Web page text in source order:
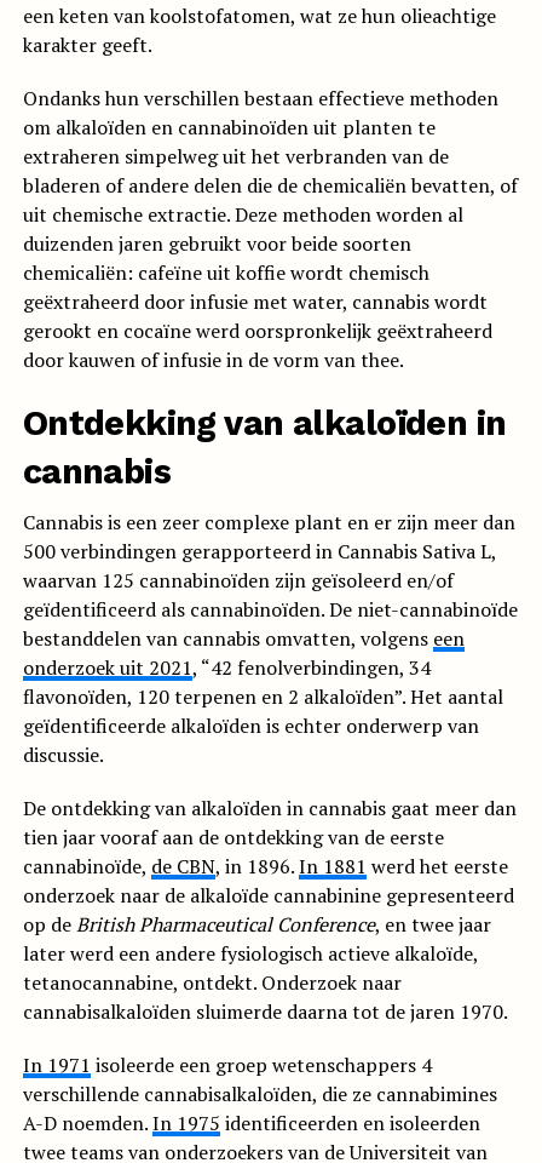
een keten van koolstofatomen, wat ze hun olieachtige
karakter geeft.
Ondanks hun verschillen bestaan effectieve methoden
om alkaloïden en cannabinoïden uit planten te
extraheren simpelweg uit het verbranden van de
bladeren of andere delen die de chemicaliën bevatten, of
uit chemische extractie. Deze methoden worden al
duizenden jaren gebruikt voor beide soorten
chemicaliën: cafeïne uit koffie wordt chemisch
geëxtraheerd door infusie met water, cannabis wordt
gerookt en cocaïne werd oorspronkelijk geëxtraheerd
door kauwen of infusie in de vorm van thee.
Ontdekking van alkaloïden in
cannabis
Cannabis is een zeer complexe plant en er zijn meer dan
500 verbindingen gerapporteerd in Cannabis Sativa L,
waarvan 125 cannabinoïden zijn geïsoleerd en/of
geïdentificeerd als cannabinoïden. De niet-cannabinoïde
bestanddelen van cannabis omvatten, volgens een
onderzoek uit 2021, “42 fenolverbindingen, 34
flavonoïden, 120 terpenen en 2 alkaloïden”. Het aantal
geïdentificeerde alkaloïden is echter onderwerp van
discussie.
De ontdekking van alkaloïden in cannabis gaat meer dan
tien jaar vooraf aan de ontdekking van de eerste
cannabinoïde, de CBN, in 1896.In 1881 werd het eerste
onderzoek naar de alkaloïde cannabinine gepresenteerd
op deBritish Pharmaceutical Conference, en twee jaar
later werd een andere fysiologisch actieve alkaloïde,
tetanocannabine, ontdekt. Onderzoek naar
cannabisalkaloïden sluimerde daarna tot de jaren 1970.
In 1971 isoleerde een groep wetenschappers 4
verschillende cannabisalkaloïden, die ze cannabimines
A-D noemden.In 1975 identificeerden en isoleerden
twee teams van onderzoekers van de Universiteit van